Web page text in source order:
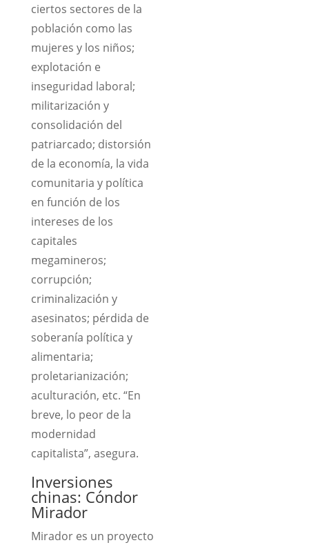
ciertos sectores de la
población como las
mujeres y los niños;
explotación e
inseguridad laboral;
militarización y
consolidación del
patriarcado; distorsión
de la economía, la vida
comunitaria y política
en función de los
intereses de los
capitales
megamineros;
corrupción;
criminalización y
asesinatos; pérdida de
soberanía política y
alimentaria;
proletarianización;
aculturación, etc. “En
breve, lo peor de la
modernidad
capitalista”, asegura.
Inversiones
chinas: Cóndor
Mirador
Mirador es un proyecto